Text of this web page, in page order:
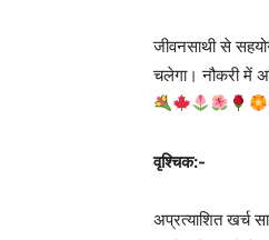
जीवनसाथी से
चलेगा। नौकरी में
वृश्चिक:-
अप्रत्याशित खर्च